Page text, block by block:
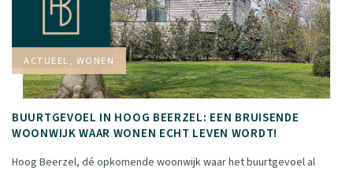
ACTUEEL, WONEN
BUURTGEVOEL IN HOOG BEERZEL: EEN BRUISENDE
WOONWIJK WAAR WONEN ECHT LEVEN WORDT!
Hoog Beerzel, dé opkomende woonwijk waar het buurtgevoel al